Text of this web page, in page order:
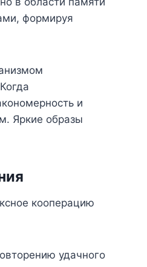
формируя
и
Яркие образы
кооперацию
удачного